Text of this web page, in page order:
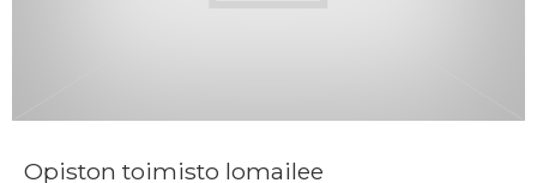
Opiston toimisto lomailee